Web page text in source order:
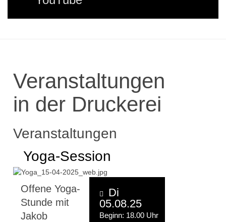
Veranstaltungen
in der Druckerei
Veranstaltungen
Yoga-Session
Offene Yoga-
Stunde mit
Jakob
Di
05.08.25
Beginn: 18.00 Uhr